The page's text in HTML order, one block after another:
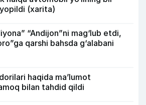
(xarita)
“Andijon”ni mag‘lub etdi,
qarshi bahsda g‘alabani
haqida ma’lumot
bilan tahdid qildi